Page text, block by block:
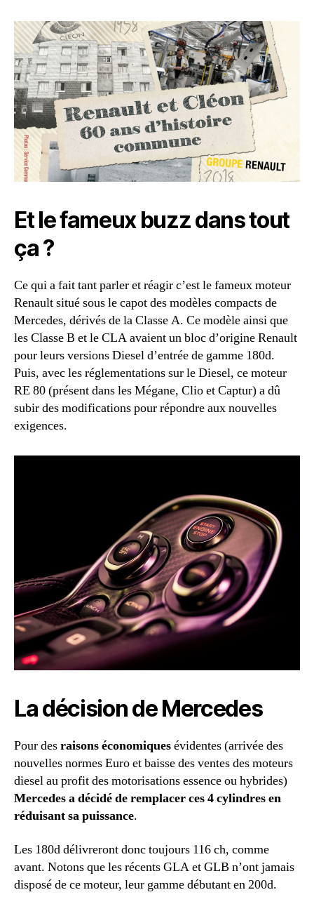
Et le fameux buzz dans tout
ça ?
Ce qui a fait tant parler et réagir c’est le fameux moteur
Renault situé sous le capot des modèles compacts de
Mercedes, dérivés de la Classe A. Ce modèle ainsi que
les Classe B et le CLA avaient un bloc d’origine Renault
pour leurs versions Diesel d’entrée de gamme 180d.
Puis, avec les réglementations sur le Diesel, ce moteur
RE 80 (présent dans les Mégane, Clio et Captur) a dû
subir des modifications pour répondre aux nouvelles
exigences.
La décision de Mercedes
Pour desraisons économiquesévidentes (arrivée des
nouvelles normes Euro et baisse des ventes des moteurs
diesel au profit des motorisations essence ou hybrides)
Mercedes a décidé de remplacer ces 4 cylindres en
réduisant sa puissance.
Les 180d délivreront donc toujours 116 ch, comme
avant. Notons que les récents GLA et GLB n’ont jamais
disposé de ce moteur, leur gamme débutant en 200d.